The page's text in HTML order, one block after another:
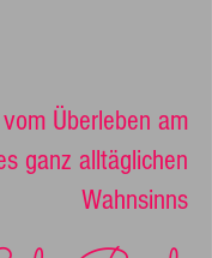
Überleben am
ganz alltäglichen
Wahnsinns